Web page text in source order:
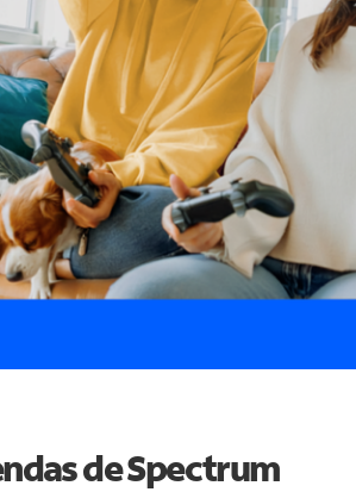
de Spectrum